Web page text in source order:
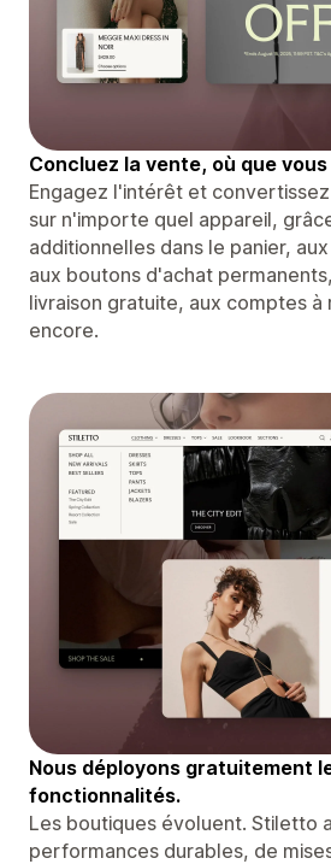
Concluez la vente, où que
Engagez l'intérêt et
sur n'importe quel appareil,
additionnelles dans le panier,
aux boutons d'achat
livraison gratuite, aux comptes
encore.
Nous déployons gratuitement
fonctionnalités.
Les boutiques évoluent. Stiletto
performances durables, de